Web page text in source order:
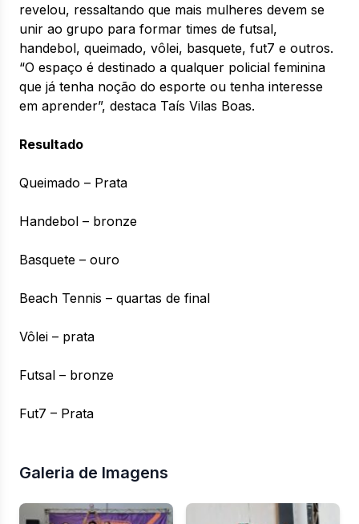
revelou, ressaltando que mais mulheres devem se
unir ao grupo para formar times de futsal,
handebol, queimado, vôlei, basquete, fut7 e outros.
“O espaço é destinado a qualquer policial feminina
que já tenha noção do esporte ou tenha interesse
em aprender”, destaca Taís Vilas Boas.
Resultado
Queimado – Prata
Handebol – bronze
Basquete – ouro
Beach Tennis – quartas de final
Vôlei – prata
Futsal – bronze
Fut7 – Prata
Galeria de Imagens